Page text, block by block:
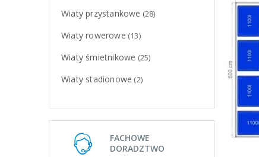
Wiaty przystankowe (28)
Wiaty rowerowe (13)
Wiaty śmietnikowe (25)
Wiaty stadionowe (2)
FACHOWE
DORADZTWO